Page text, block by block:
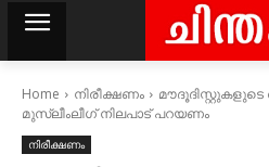
Home നിരീക്ഷണം
മുസ്ലീംലീഗ് നിലപാട് പറയണം
നിരീക്ഷണം